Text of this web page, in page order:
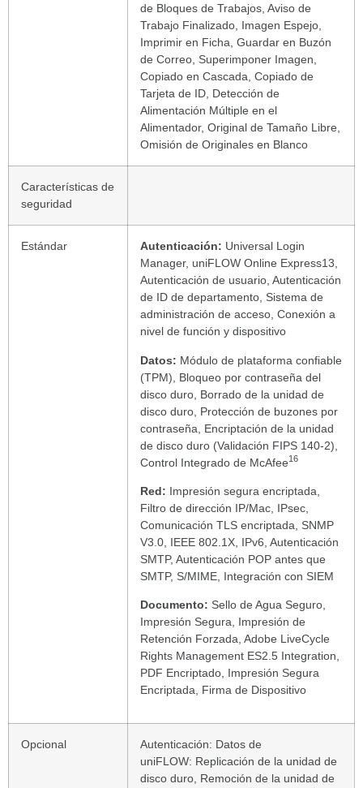
de Bloques de Trabajos, Aviso de
Trabajo Finalizado, Imagen Espejo,
Imprimir en Ficha, Guardar en Buzón
de Correo, Superimponer Imagen,
Copiado en Cascada, Copiado de
Tarjeta de ID, Detección de
Alimentación Múltiple en el
Alimentador, Original de Tamaño Libre,
Omisión de Originales en Blanco
Características de
seguridad
Estándar Autenticación: Universal Login
Manager, uniFLOW Online Express13,
Autenticación de usuario, Autenticación
de ID de departamento, Sistema de
administración de acceso, Conexión a
nivel de función y dispositivo
Datos: Módulo de plataforma confiable
(TPM), Bloqueo por contraseña del
disco duro, Borrado de la unidad de
disco duro, Protección de buzones por
contraseña, Encriptación de la unidad
de disco duro (Validación FIPS 140-2),
Control Integrado de McAfee16
Red: Impresión segura encriptada,
Filtro de dirección IP/Mac, IPsec,
Comunicación TLS encriptada, SNMP
V3.0, IEEE 802.1X, IPv6, Autenticación
SMTP, Autenticación POP antes que
SMTP, S/MIME, Integración con SIEM
Documento: Sello de Agua Seguro,
Impresión Segura, Impresión de
Retención Forzada, Adobe LiveCycle
Rights Management ES2.5 Integration,
PDF Encriptado, Impresión Segura
Encriptada, Firma de Dispositivo
Opcional
Autenticación: Datos de
uniFLOW: Replicación de la unidad de
disco duro, Remoción de la unidad de